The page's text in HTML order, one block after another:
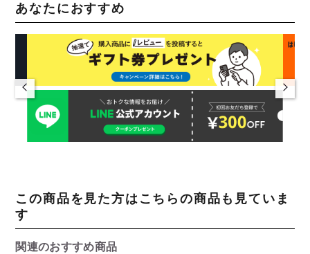
あなたにおすすめ
この商品を見た方はこちらの商品も見ていま
す
関連のおすすめ商品